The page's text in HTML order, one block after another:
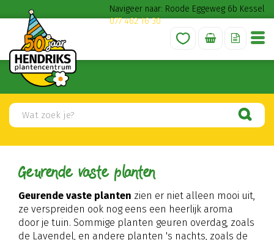
a
a
Navigeer naar: Roode Eggeweg 6b Kessel
077 462 16 30
Geurende vaste planten
Geurende vaste planten zien er niet alleen mooi uit,
ze verspreiden ook nog eens een heerlijk aroma
door je tuin. Sommige planten geuren overdag, zoals
de Lavendel, en andere planten 's nachts, zoals de